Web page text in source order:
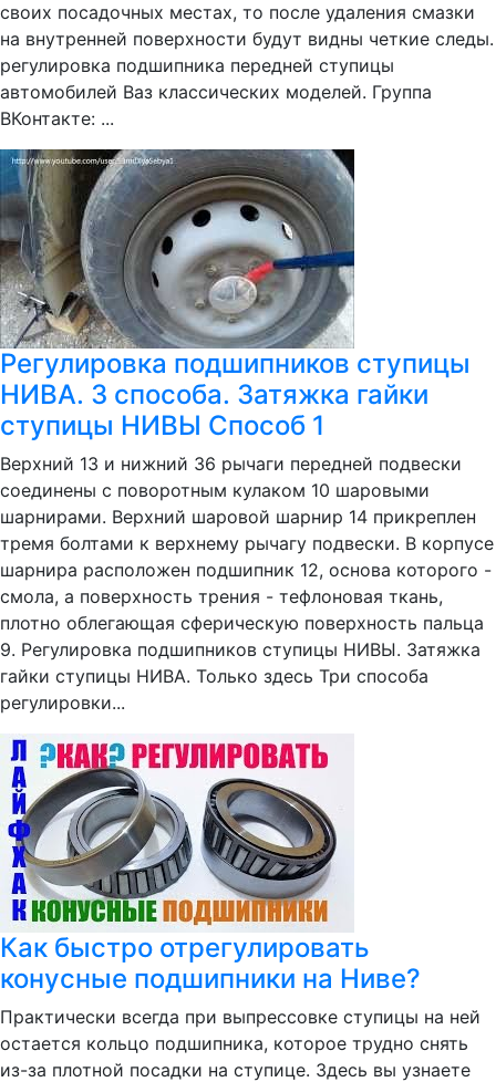
своих посадочных местах, то после удаления смазки
на внутренней поверхности будут видны четкие следы.
регулировка подшипника передней ступицы
автомобилей Ваз классических моделей. Группа
ВКонтакте: ...
Регулировка подшипников ступицы
НИВА. 3 способа. Затяжка гайки
ступицы НИВЫ Способ 1
Верхний 13 и нижний 36 рычаги передней подвески
соединены с поворотным кулаком 10 шаровыми
шарнирами. Верхний шаровой шарнир 14 прикреплен
тремя болтами к верхнему рычагу подвески. В корпусе
шарнира расположен подшипник 12, основа которого -
смола, а поверхность трения - тефлоновая ткань,
плотно облегающая сферическую поверхность пальца
9. Регулировка подшипников ступицы НИВЫ. Затяжка
гайки ступицы НИВА. Только здесь Три способа
регулировки...
Как быстро отрегулировать
конусные подшипники на Ниве?
Практически всегда при выпрессовке ступицы на ней
остается кольцо подшипника, которое трудно снять
из-за плотной посадки на ступице. Здесь вы узнаете